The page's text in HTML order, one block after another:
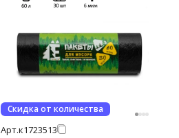
Скидка от количества
Арт.к1723513